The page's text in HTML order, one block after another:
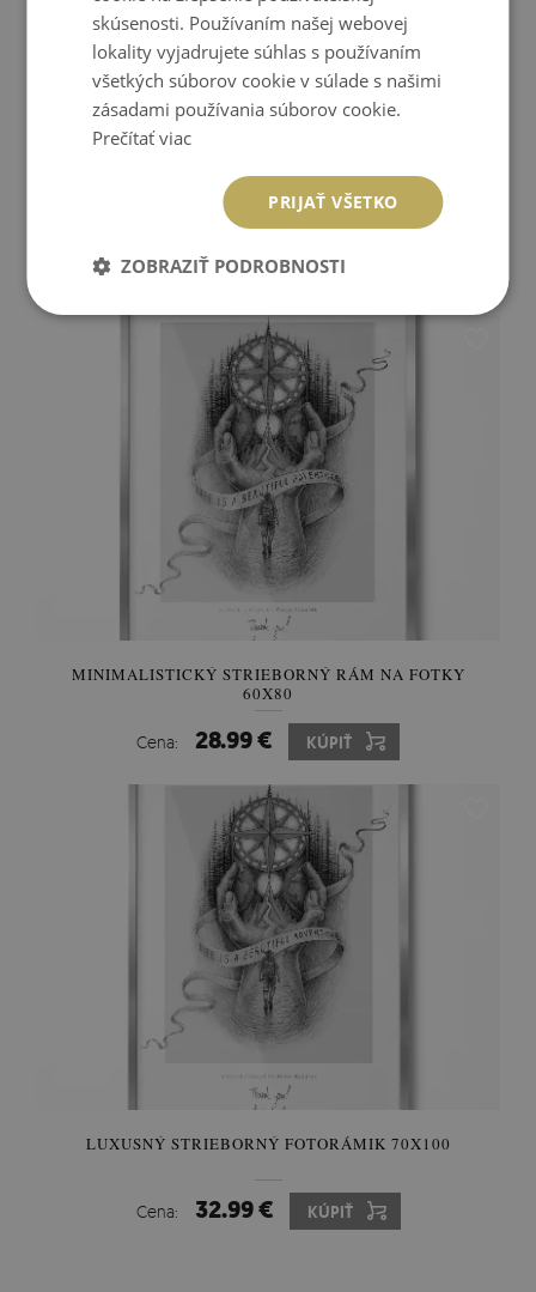
NADČASOVÝ ČIERNY RÁM 50X70
Cena: 24.99 € KÚPIŤ
MINIMALISTICKÝ STRIEBORNÝ RÁM NA FOTKY
60X80
Cena: 28.99 € KÚPIŤ
LUXUSNÝ STRIEBORNÝ FOTORÁMIK 70X100
Cena: 32.99 € KÚPIŤ
skúsenosti. Používaním našej webovej
lokality vyjadrujete súhlas s používaním
všetkých súborov cookie v súlade s našimi
zásadami používania súborov cookie.
Prečítať viac
PRIJAŤ VŠETKO
ZOBRAZIŤ PODROBNOSTI